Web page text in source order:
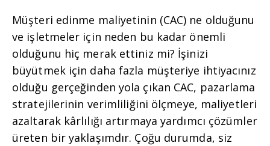
Müşteri edinme maliyetinin (CAC) ne olduğunu
ve işletmeler için neden bu kadar önemli
olduğunu hiç merak ettiniz mi? İşinizi
büyütmek için daha fazla müşteriye ihtiyacınız
olduğu gerçeğinden yola çıkan CAC, pazarlama
stratejilerinin verimliliğini ölçmeye, maliyetleri
azaltarak kârlılığı artırmaya yardımcı çözümler
üreten bir yaklaşımdır. Çoğu durumda, siz